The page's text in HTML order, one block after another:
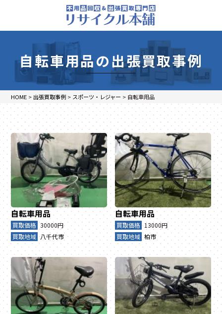
自転車用品の出張買取事例
HOME > 出張買取事例 > スポーツ・レジャー > 自転車用品
自転車用品
買取価格 30000円
買取地域 八千代市
自転車用品
買取価格 13000円
買取地域 柏市